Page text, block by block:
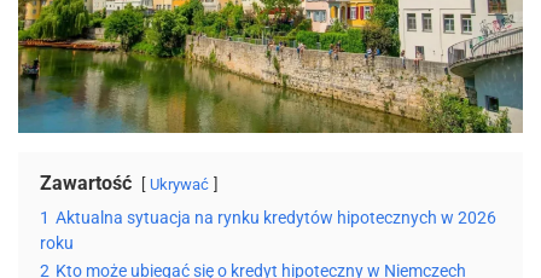
Zawartość Ukrywać
1 Aktualna sytuacja na rynku kredytów hipotecznych w 2026
roku
2 Kto może ubiegać się o kredyt hipoteczny w Niemczech